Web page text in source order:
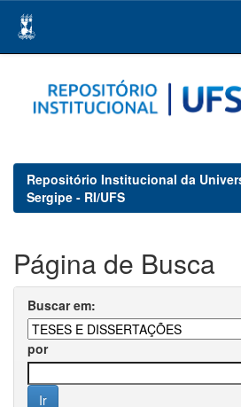
navigation
Repositório Institucional da
Sergipe - RI/UFS
Página de Busca
Buscar em:
por